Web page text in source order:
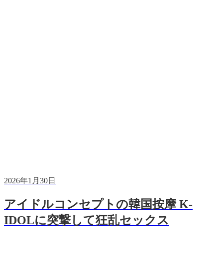
2026年1月30日
アイドルコンセプトの韓国按摩 K-
IDOLに突撃して狂乱セックス